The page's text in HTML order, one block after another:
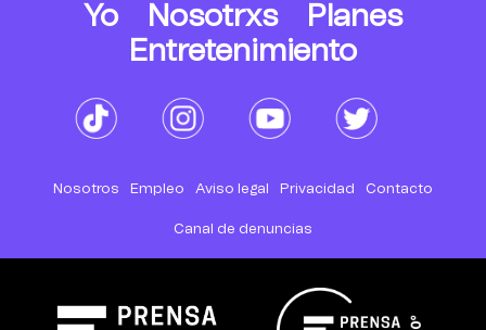
Yo Nosotrxs
Planes
Entretenimiento
Nosotros Empleo Aviso legal Privacidad Contacto
Canal de denuncias